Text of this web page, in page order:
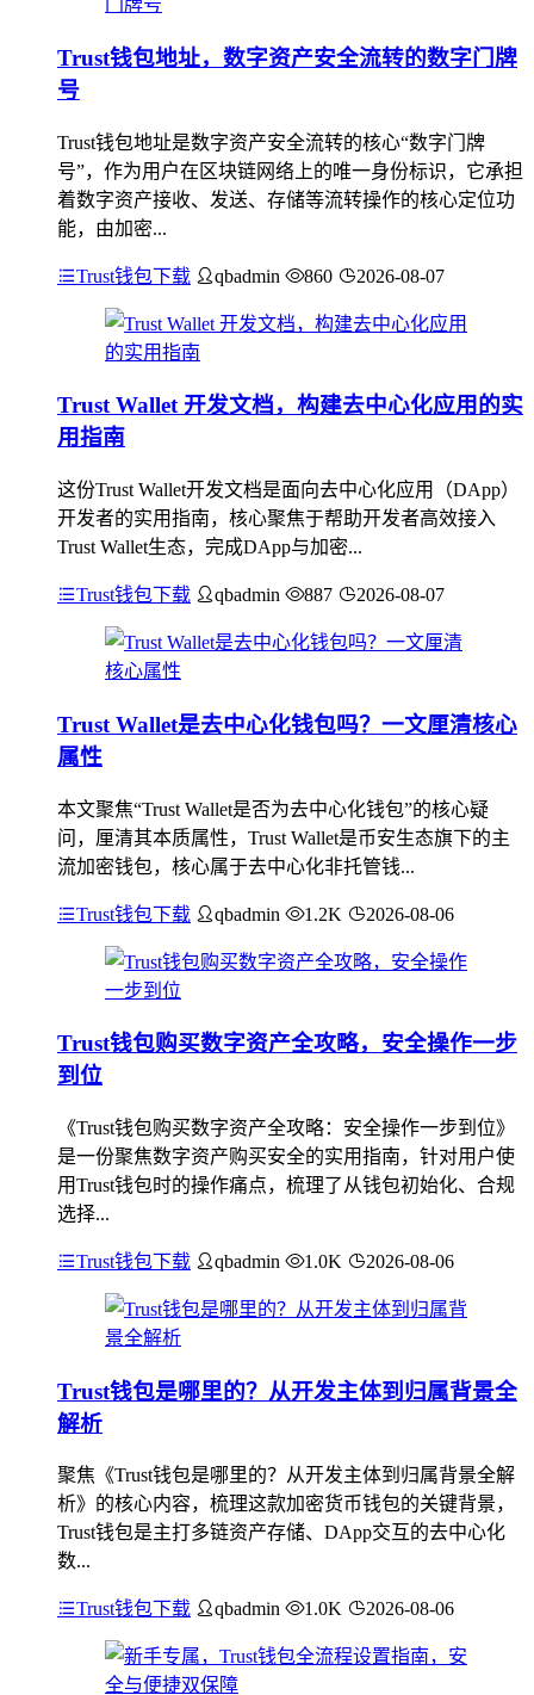
Trust钱包地址，数字资产安全流转的数字门牌
号
Trust钱包地址是数字资产安全流转的核心“数字门牌
号”，作为用户在区块链网络上的唯一身份标识，它承担
着数字资产接收、发送、存储等流转操作的核心定位功
能，由加密...
Trust钱包下载 qbadmin 860 2026-08-07
Trust Wallet 开发文档，构建去中心化应用的实
用指南
这份Trust Wallet开发文档是面向去中心化应用（DApp）
开发者的实用指南，核心聚焦于帮助开发者高效接入
Trust Wallet生态，完成DApp与加密...
Trust钱包下载 qbadmin 887 2026-08-07
Trust Wallet是去中心化钱包吗？一文厘清核心
属性
本文聚焦“Trust Wallet是否为去中心化钱包”的核心疑
问，厘清其本质属性，Trust Wallet是币安生态旗下的主
流加密钱包，核心属于去中心化非托管钱...
Trust钱包下载 qbadmin 1.2K 2026-08-06
Trust钱包购买数字资产全攻略，安全操作一步
到位
《Trust钱包购买数字资产全攻略：安全操作一步到位》
是一份聚焦数字资产购买安全的实用指南，针对用户使
用Trust钱包时的操作痛点，梳理了从钱包初始化、合规
选择...
Trust钱包下载 qbadmin 1.0K 2026-08-06
Trust钱包是哪里的？从开发主体到归属背景全
解析
聚焦《Trust钱包是哪里的？从开发主体到归属背景全解
析》的核心内容，梳理这款加密货币钱包的关键背景，
Trust钱包是主打多链资产存储、DApp交互的去中心化
数...
Trust钱包下载 qbadmin 1.0K 2026-08-06